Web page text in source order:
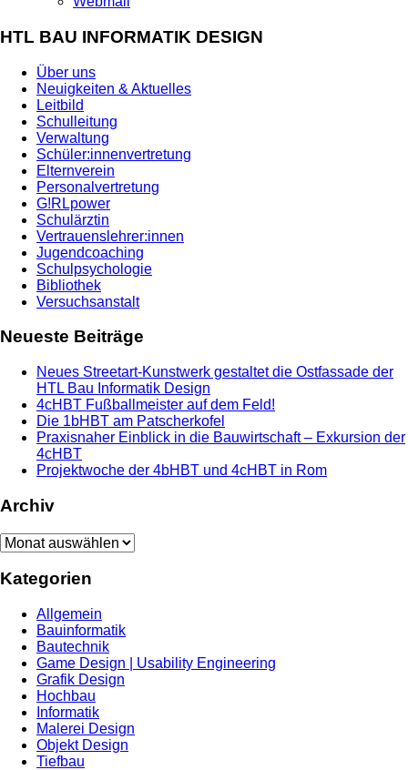
HTL BAU INFORMATIK DESIGN
Über uns
Neuigkeiten & Aktuelles
Leitbild
Schulleitung
Verwaltung
Schüler:innenvertretung
Elternverein
Personalvertretung
G!RLpower
Schulärztin
Vertrauenslehrer:innen
Jugendcoaching
Schulpsychologie
Bibliothek
Versuchsanstalt
Neueste Beiträge
Neues Streetart-Kunstwerk gestaltet die Ostfassade der
HTL Bau Informatik Design
4cHBT Fußballmeister auf dem Feld!
Die 1bHBT am Patscherkofel
Praxisnaher Einblick in die Bauwirtschaft – Exkursion der
4cHBT
Projektwoche der 4bHBT und 4cHBT in Rom
Archiv
Archiv
Kategorien
Allgemein
Bauinformatik
Bautechnik
Game Design | Usability Engineering
Grafik Design
Hochbau
Informatik
Malerei Design
Objekt Design
Tiefbau